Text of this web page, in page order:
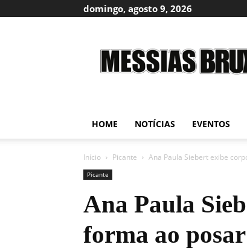
domingo, agosto 9, 2026
Bruxo
HOME NOTÍCIAS EVENTOS
Início Picante Ana Paula Siebert exibe
Picante
Ana Paula
forma ao